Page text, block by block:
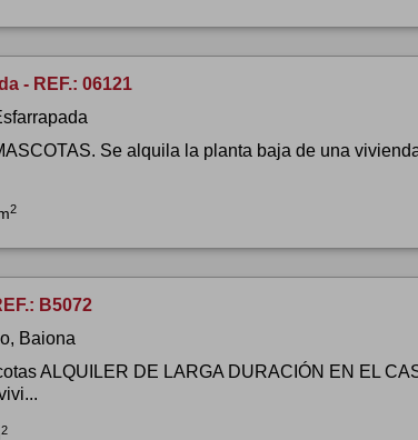
- REF.: 06121
Se alquila la planta baja de una
2
B5072
Baiona
ALQUILER DE LARGA DURACIÓN EN EL
2